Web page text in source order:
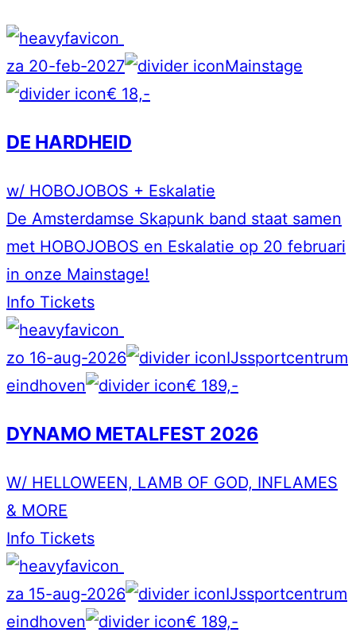
za 20-feb-2027
Mainstage
€ 18,-
DE HARDHEID
w/ HOBOJOBOS + Eskalatie
De Amsterdamse Skapunk band staat samen
met HOBOJOBOS en Eskalatie op 20 februari
in onze Mainstage!
Info Tickets
zo 16-aug-2026
IJssportcentrum
eindhoven
€ 189,-
DYNAMO METALFEST 2026
W/ HELLOWEEN, LAMB OF GOD, INFLAMES
& MORE
Info Tickets
za 15-aug-2026
IJssportcentrum
eindhoven
€ 189,-